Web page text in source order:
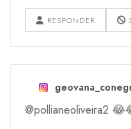
RESPONDER
@pollianeoliveira2